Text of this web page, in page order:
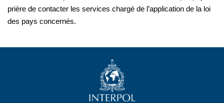
prière de contacter les services chargé de l’application de la loi
des pays concernés.